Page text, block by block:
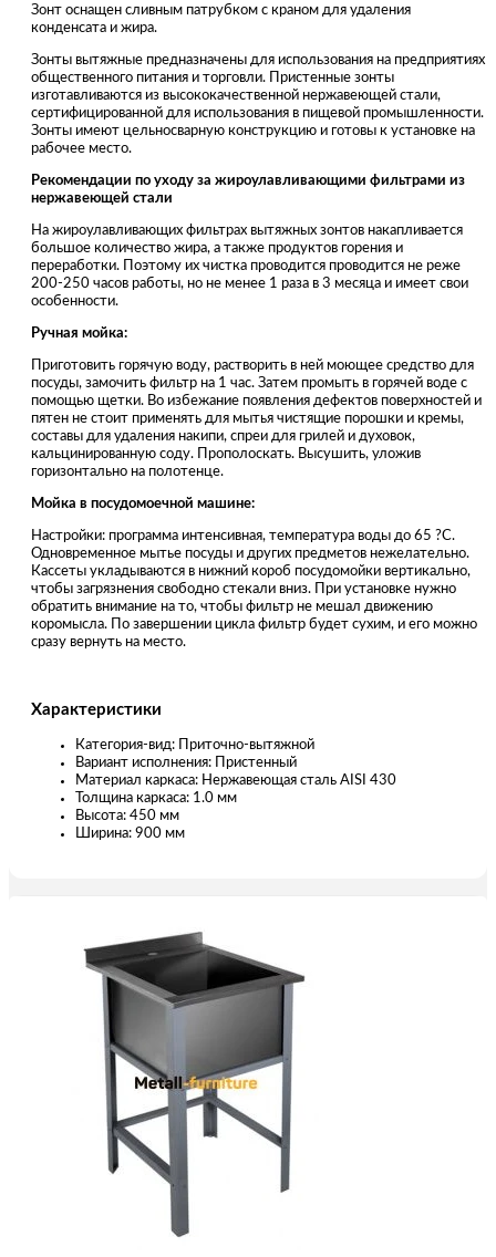
Зонт оснащен сливным патрубком с краном для удаления
конденсата и жира.
Зонты вытяжные предназначены для использования на предприятиях
общественного питания и торговли. Пристенные зонты
изготавливаются из высококачественной нержавеющей стали,
сертифицированной для использования в пищевой промышленности.
Зонты имеют цельносварную конструкцию и готовы к установке на
рабочее место.
Рекомендации по уходу за жироулавливающими фильтрами из
нержавеющей стали
На жироулавливающих фильтрах вытяжных зонтов накапливается
большое количество жира, а также продуктов горения и
переработки. Поэтому их чистка проводится проводится не реже
200-250 часов работы, но не менее 1 раза в 3 месяца и имеет свои
особенности.
Ручная мойка:
Приготовить горячую воду, растворить в ней моющее средство для
посуды, замочить фильтр на 1 час. Затем промыть в горячей воде с
помощью щетки. Во избежание появления дефектов поверхностей и
пятен не стоит применять для мытья чистящие порошки и кремы,
составы для удаления накипи, спреи для грилей и духовок,
кальцинированную соду. Прополоскать. Высушить, уложив
горизонтально на полотенце.
Мойка в посудомоечной машине:
Настройки: программа интенсивная, температура воды до 65 ?С.
Одновременное мытье посуды и других предметов нежелательно.
Кассеты укладываются в нижний короб посудомойки вертикально,
чтобы загрязнения свободно стекали вниз. При установке нужно
обратить внимание на то, чтобы фильтр не мешал движению
коромысла. По завершении цикла фильтр будет сухим, и его можно
сразу вернуть на место.
Характеристики
Категория-вид: Приточно-вытяжной
Вариант исполнения: Пристенный
Материал каркаса: Нержавеющая сталь AISI 430
Толщина каркаса: 1.0 мм
Высота: 450 мм
Ширина: 900 мм